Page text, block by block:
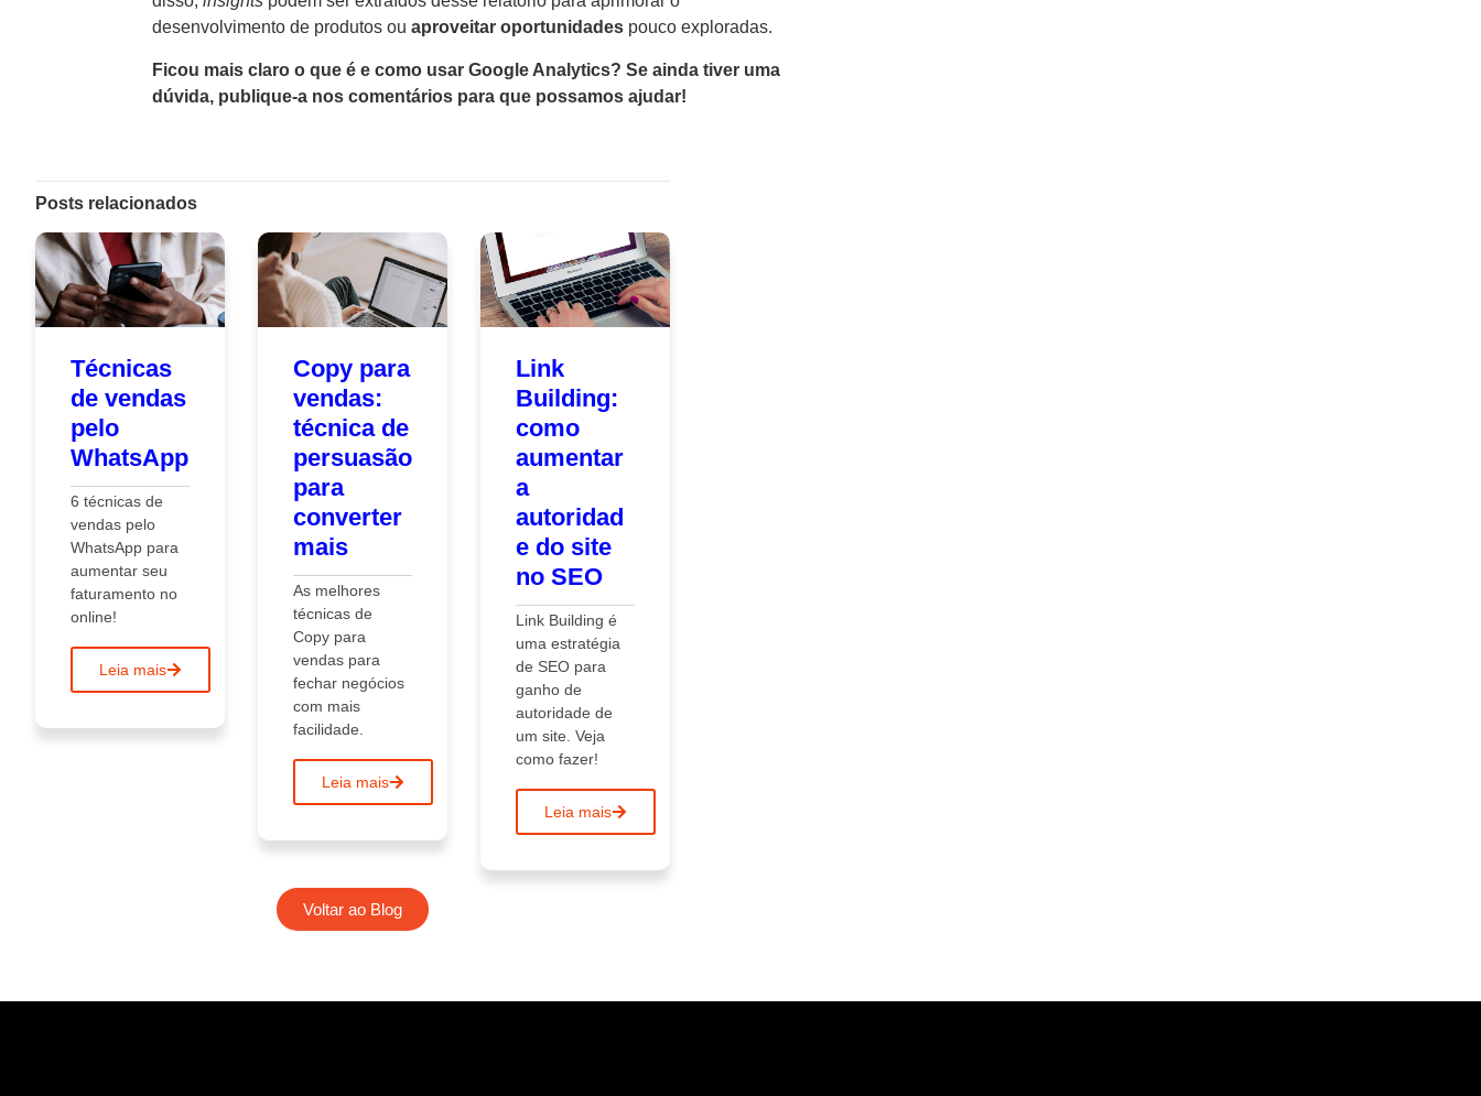
desenvolvimento de produtos ou aproveitar oportunidades pouco exploradas.
Ficou mais claro o que é e como usar Google Analytics? Se ainda tiver uma
dúvida, publique-a nos comentários para que possamos ajudar!
Posts relacionados
Técnicas
de vendas
pelo
WhatsApp
6 técnicas de
vendas pelo
WhatsApp para
aumentar seu
faturamento no
online!
Leia mais
Copy para
vendas:
técnica de
persuasão
para
converter
mais
As melhores
técnicas de
Copy para
vendas para
fechar negócios
com mais
facilidade.
Leia mais
Link
Building:
como
aumentar
a
autoridad
e do site
no SEO
Link Building é
uma estratégia
de SEO para
ganho de
autoridade de
um site. Veja
como fazer!
Leia mais
Voltar ao Blog